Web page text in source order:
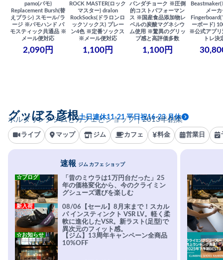
pamo(パモ)
Replacement Bursh(替
えブラシ) スモール/ラ
ージ ※パモハンド パ
モスティック共通品 ※
メール便対応
2,090円
ROCK MASTER(ロック
マスター) dralon
RockSocks(ドラロンロ
ックソックス) プレー
ン4色 ※定番ソックス
※メール便対応
1,100円
パンダチョーク ※圧倒
的コストパフォーマン
ス ※国産食品添加物レ
ベルの炭酸マグネシウ
ム使用 ※驚異のグリッ
プ感と高評価多数
1,100円
メーカ
ーボード)
※公式アプ
トレ決
ボルダリングジムとカフェとショップ｜2013年創業
グッぼる彦根土日連休11-21 平日祝16-23 月休
ライブ マップ ジム カフェ 料金 営業日
速報 ジム カフェ ショップ
「昔のミウラは1万円台だった」25
年の価格変化から、今のクライミン
グシューズ選びを楽しむ
☆ブログ
08/06【セール】8月末まで！スカル
パ インスティンクト VSR LV。軽く柔
軟に進化したVSR。新ラスト(足型)で
異次元のフィット感。
新入荷
【ジム】13周年キャンペーン全商品
10%OFF
☆お知らせ